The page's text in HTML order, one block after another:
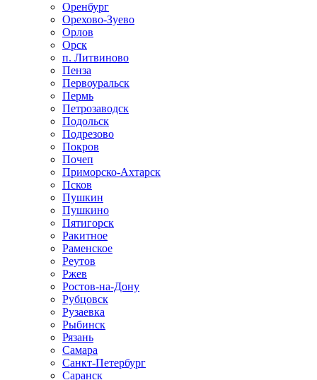
Оренбург
Орехово-Зуево
Орлов
Орск
п. Литвиново
Пенза
Первоуральск
Пермь
Петрозаводск
Подольск
Подрезово
Покров
Почеп
Приморско-Ахтарск
Псков
Пушкин
Пушкино
Пятигорск
Ракитное
Раменское
Реутов
Ржев
Ростов-на-Дону
Рубцовск
Рузаевка
Рыбинск
Рязань
Самара
Санкт-Петербург
Саранск